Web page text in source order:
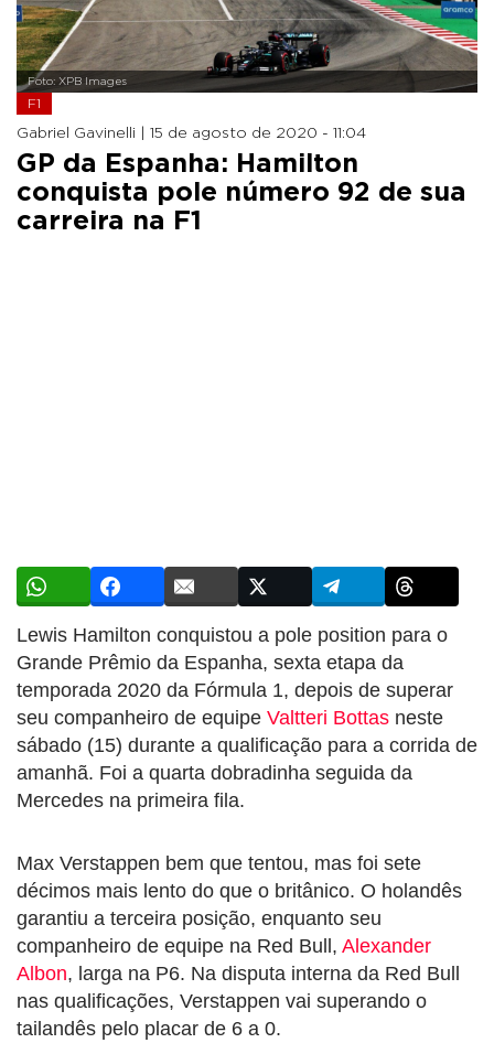
Foto: XPB Images
F1
Gabriel Gavinelli | 15 de agosto de 2020 - 11:04
GP da Espanha: Hamilton
conquista pole número 92 de sua
carreira na F1
Lewis Hamilton conquistou a pole position para o
Grande Prêmio da Espanha, sexta etapa da
temporada 2020 da Fórmula 1, depois de superar
seu companheiro de equipe Valtteri Bottas neste
sábado (15) durante a qualificação para a corrida de
amanhã. Foi a quarta dobradinha seguida da
Mercedes na primeira fila.
Max Verstappen bem que tentou, mas foi sete
décimos mais lento do que o britânico. O holandês
garantiu a terceira posição, enquanto seu
companheiro de equipe na Red Bull, Alexander
Albon, larga na P6. Na disputa interna da Red Bull
nas qualificações, Verstappen vai superando o
tailandês pelo placar de 6 a 0.